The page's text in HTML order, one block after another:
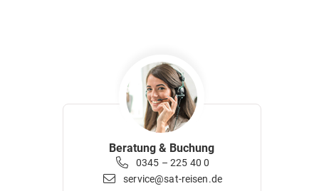
Beratung & Buchung
0345 – 225 40 0
service@sat-reisen.de